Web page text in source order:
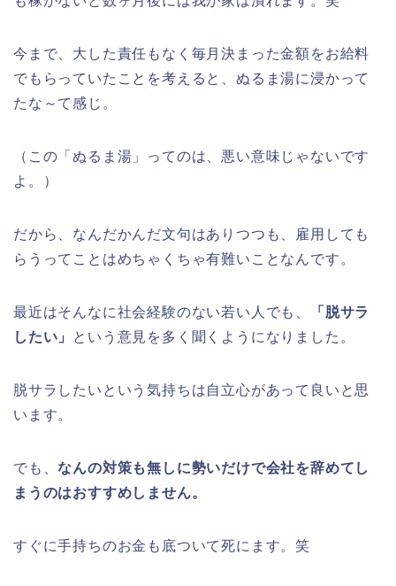
今まで、大した責任もなく毎月決まった金額をお給料
でもらっていたことを考えると、ぬるま湯に浸かって
たな～て感じ。
（この「ぬるま湯」ってのは、悪い意味じゃないです
よ。）
だから、なんだかんだ文句はありつつも、雇用しても
らうってことはめちゃくちゃ有難いことなんです。
最近はそんなに社会経験のない若い人でも、
「脱サラ
したい」
という意見を多く聞くようになりました。
脱サラしたいという気持ちは自立心があって良いと思
います。
でも、なんの対策も無しに勢いだけで会社を辞めてし
まうのはおすすめしません。
すぐに手持ちのお金も底ついて死にます。笑